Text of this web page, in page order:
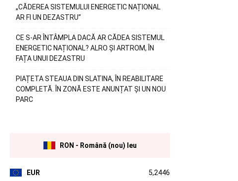
„CĂDEREA SISTEMULUI ENERGETIC NAȚIONAL
AR FI UN DEZASTRU”
CE S-AR ÎNTÂMPLA DACĂ AR CĂDEA SISTEMUL
ENERGETIC NAȚIONAL? ALRO ȘI ARTROM, ÎN
FAȚA UNUI DEZASTRU
PIAȚETA STEAUA DIN SLATINA, ÎN REABILITARE
COMPLETĂ. ÎN ZONĂ ESTE ANUNȚAT ȘI UN NOU
PARC
RON - Română (nou) leu
EUR 5,2446